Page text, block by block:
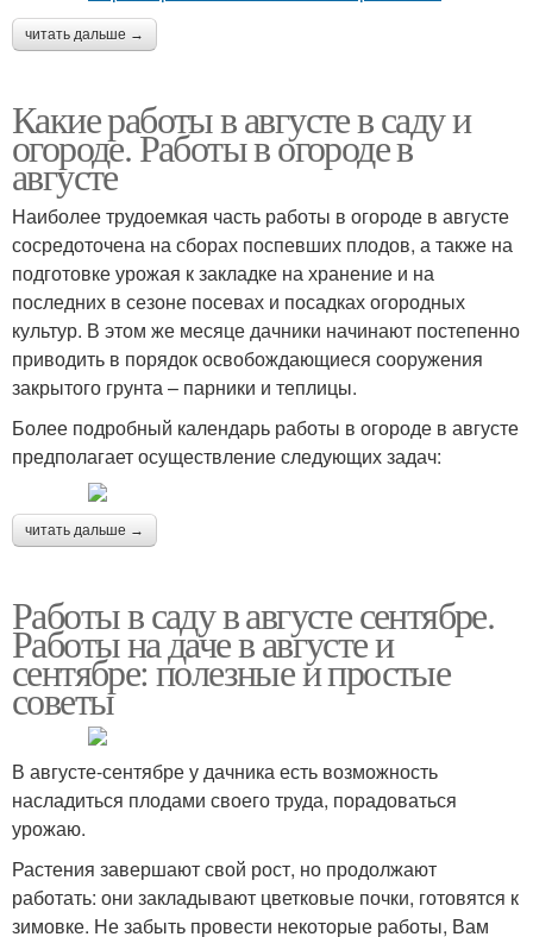
читать дальше →
Какие работы в августе в саду и
огороде. Работы в огороде в
августе
Наиболее трудоемкая часть работы в огороде в августе
сосредоточена на сборах поспевших плодов, а также на
подготовке урожая к закладке на хранение и на
последних в сезоне посевах и посадках огородных
культур. В этом же месяце дачники начинают постепенно
приводить в порядок освобождающиеся сооружения
закрытого грунта – парники и теплицы.
Более подробный календарь работы в огороде в августе
предполагает осуществление следующих задач:
читать дальше →
Работы в саду в августе сентябре.
Работы на даче в августе и
сентябре: полезные и простые
советы
В августе-сентябре у дачника есть возможность
насладиться плодами своего труда, порадоваться
урожаю.
Растения завершают свой рост, но продолжают
работать: они закладывают цветковые почки, готовятся к
зимовке. Не забыть провести некоторые работы, Вам